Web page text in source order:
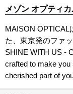
メゾン オプティ
MAISON OPTICAL
た、東京発のファ
SHINE WITH US -
crafted to make you
cherished part of